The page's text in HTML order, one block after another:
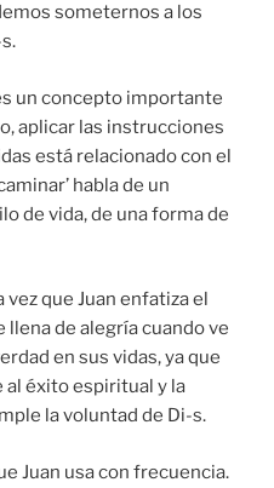
someternos a los
un concepto importante
aplicar las instrucciones
está relacionado con el
habla de un
de vida, de una forma de
vez que Juan enfatiza el
llena de alegría cuando ve
en sus vidas, ya que
al éxito espiritual y la
la voluntad de Di-s.
Juan usa con frecuencia.